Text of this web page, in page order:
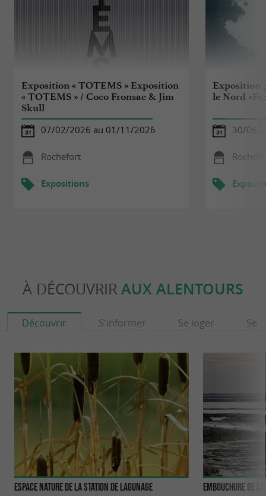
Exposition « TOTEMS » Exposition
« TOTEMS » / Coco Fronsac & Jim
Skull
07/02/2026 au 01/11/2026
Rochefort
Expositions
Exposition
le Nord
30/06/
À DÉCOUVRIR AUX ALENTOURS
Découvrir S'informer Se loger Se
Espace Nature de la Station de Lagunage Embouchure de